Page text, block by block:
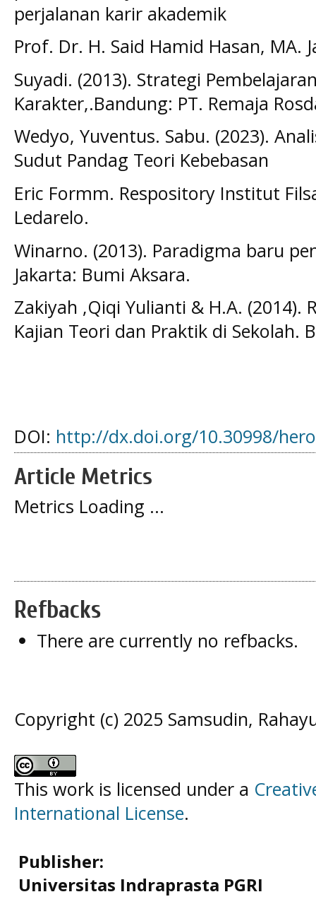
perjalanan karir akademik
Prof. Dr. H. Said Hamid Hasan, MA.
Suyadi. (2013). Strategi
Karakter,.Bandung: PT. Remaja
Wedyo, Yuventus. Sabu. (2023).
Sudut Pandag Teori Kebebasan
Eric Formm. Respository Institut
Ledarelo.
Winarno. (2013). Paradigma baru
Jakarta: Bumi Aksara.
Zakiyah ,Qiqi Yulianti & H.A. (2014).
Kajian Teori dan Praktik di Sekolah.
DOI: http://dx.doi.org/10.30998/
Article Metrics
Metrics Loading ...
Refbacks
There are currently no refbacks.
Copyright (c) 2025 Samsudin,
This work is licensed under a
International License.
Publisher:
Universitas Indraprasta PGRI